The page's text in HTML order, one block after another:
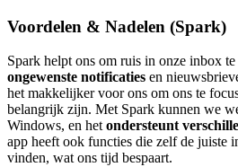
Voordelen & Nadelen (Spark)
Spark helpt ons om ruis in onze inbox
ongewenste notificaties en
het makkelijker voor ons om ons te
belangrijk zijn. Met Spark kunnen we
Windows, en het ondersteunt
app heeft ook functies die zelf de juiste
vinden, wat ons tijd bespaart.